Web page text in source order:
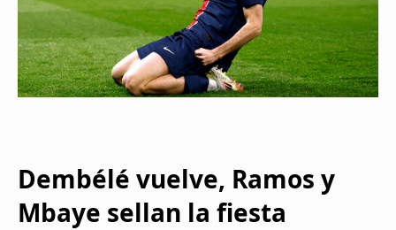
Dembélé vuelve, Ramos y
Mbaye sellan la fiesta